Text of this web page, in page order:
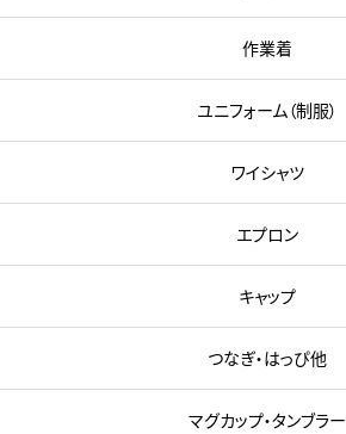
作業着
ユニフォーム（制服）
ワイシャツ
エプロン
キャップ
つなぎ・はっぴ他
マグカップ・タンブラー